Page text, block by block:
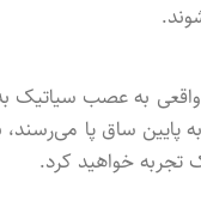
به عصب سیاتیک
پایین ساق پا
خواهید کرد.